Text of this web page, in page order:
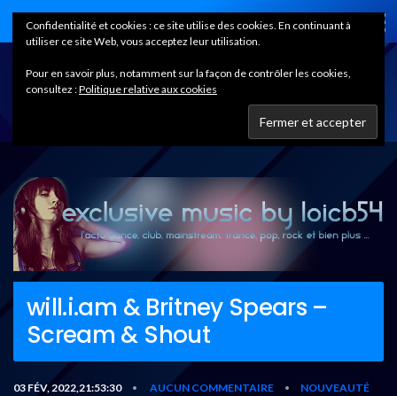
Home
will.i.am & Britney Spears –
Scream & Shout
03 FÉV, 2022,21:53:30 • AUCUN COMMENTAIRE •
NOUVEAUTÉ
Confidentialité et cookies : ce site utilise des cookies. En continuant à
utiliser ce site Web, vous acceptez leur utilisation.
Pour en savoir plus, notamment sur la façon de contrôler les cookies,
consultez :Politique relative aux cookies